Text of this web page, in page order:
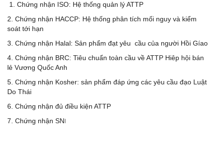
1. Chứng nhận ISO: Hệ thống quản lý ATTP
2. Chứng nhận HACCP: Hệ thống phân tích mối nguy và kiểm
soát tới hạn
3. Chứng nhận Halal: Sản phẩm đạt yêu cầu của người Hồi Gíao
4. Chứng nhận BRC: Tiêu chuẩn toàn cầu về ATTP Hiêp hội bán
lẻ Vương Quốc Anh
5. Chứng nhận Kosher: sản phẩm đáp ứng các yêu cầu đạo Luật
Do Thái
6. Chứng nhận đủ điều kiện ATTP
7. Chứng nhận SNI